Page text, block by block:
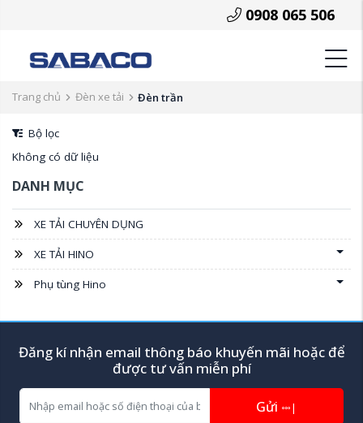
0908 065 506
Trang chủ Đèn xe tải Đèn trần
Bộ lọc
Không có dữ liệu
DANH MỤC
XE TẢI CHUYÊN DỤNG
XE TẢI HINO
Phụ tùng Hino
Đăng kí nhận email thông báo khuyến mãi hoặc để
được tư vấn miễn phí
Gửi |